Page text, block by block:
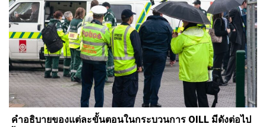
คำอธิบายของแต่ละขั้นตอนในกระบวนการ OILL มีดังต่อไป